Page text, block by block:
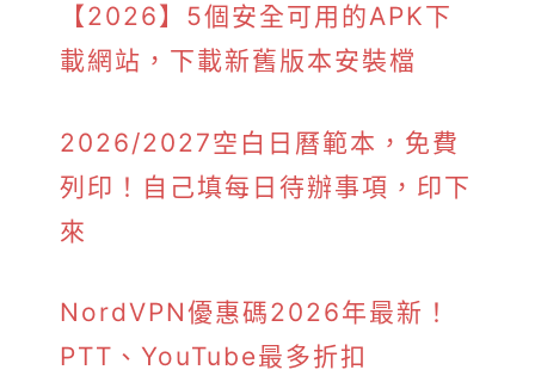
【2026】5個安全可用的APK下
載網站，下載新舊版本安裝檔
2026/2027空白日曆範本，免費
列印！自己填每日待辦事項，印下
來
NordVPN優惠碼2026年最新！
PTT、YouTube最多折扣